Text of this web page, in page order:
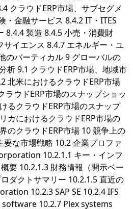
クラウドERP市場、サブセグメ
・金融サービス 8.4.2 IT・ITES
8.4.4 製造 8.4.5 小売・消費財
イエンス 8.4.7 エネルギー・ユ
のバーティカル 9 グローバルの
析 9.1 クラウドERP市場、地域市
北米におけるクラウドERP市場
ラウドERP市場のスナップショッ
るクラウドERP市場のスナップ
カにおけるクラウドERP市場の
のクラウドERP市場 10 競争上の
要な市場戦略 10.2 企業プロファ
10.2.1.1 キー・インフ
要 10.2.1.3 財務情報（開示ベー
ダクトサマリー 10.2.1.5 直近の
10.2.3 SAP SE 10.2.4 IFS
10.2.7 Plex systems